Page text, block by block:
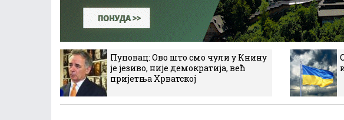
Пуповац: Ово што смо чули у Книну
је језиво, није демократија, већ
пријетња Хрватској